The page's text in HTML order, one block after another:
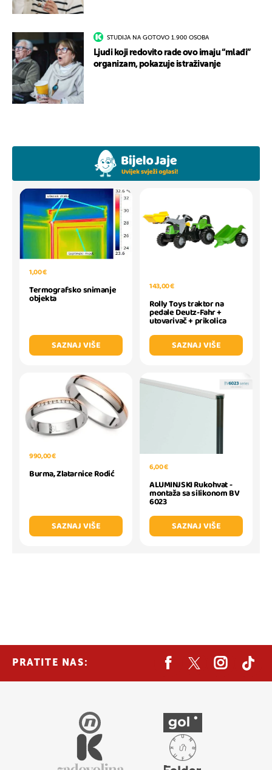
STUDIJA NA GOTOVO 1.900 OSOBA
Ljudi koji redovito rade ovo imaju “mlađi”
organizam, pokazuje istraživanje
1,00 €
Termografsko snimanje
objekta
SAZNAJ VIŠE
143,00 €
Rolly Toys traktor na
pedale Deutz-Fahr +
utovarivač + prikolica
SAZNAJ VIŠE
990,00 €
Burma, Zlatarnice Rodić
SAZNAJ VIŠE
6,00 €
ALUMINJSKI Rukohvat -
montaža sa silikonom BV
6023
SAZNAJ VIŠE
PRATITE NAS: